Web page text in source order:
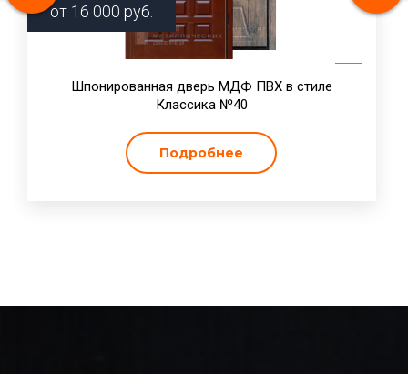
от 16 000 руб.
Шпонированная дверь МДФ ПВХ в стиле
Классика №40
Подробнее